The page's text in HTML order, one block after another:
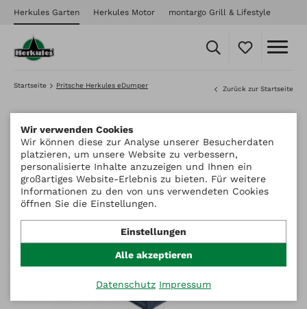
Herkules Garten Herkules Motor montargo Grill & Lifestyle
Startseite Pritsche Herkules eDumper Zurück zur Startseite
Wir verwenden Cookies
Wir können diese zur Analyse unserer Besucherdaten
platzieren, um unsere Website zu verbessern,
personalisierte Inhalte anzuzeigen und Ihnen ein
großartiges Website-Erlebnis zu bieten. Für weitere
Informationen zu den von uns verwendeten Cookies
öffnen Sie die Einstellungen.
Einstellungen
Alle akzeptieren
Datenschutz Impressum